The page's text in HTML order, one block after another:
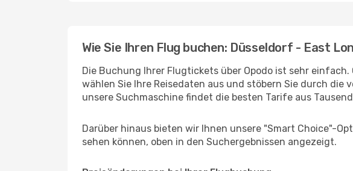
Wie Sie Ihren Flug buchen: Düsseldorf - East
Die Buchung Ihrer Flugtickets über Opodo ist sehr
wählen Sie Ihre Reisedaten aus und stöbern Sie durch die
unsere Suchmaschine findet die besten Tarife aus
Darüber hinaus bieten wir Ihnen unsere "Smart Choice"-
sehen können, oben in den Suchergebnissen angezeigt.